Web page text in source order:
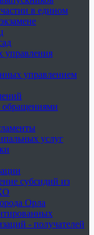
в едином
управления
управлением
обращениями
услуг
субсидий из
Орла
- получателей